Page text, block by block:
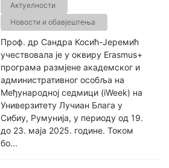
Актуелности
Новости и обавјештења
Проф. др Сандра Косић-Јеремић
учествовала је у оквиру Erasmus+
програма размjене академског и
административног особља на
Међународној седмици (iWeek) на
Универзитету Лучиан Блага у
Сибиу, Румунија, у периоду од 19.
до 23. маја 2025. године. Током
бо...